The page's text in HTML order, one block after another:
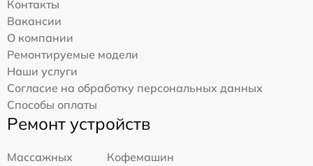
Контакты
Вакансии
О компании
Ремонтируемые модели
Наши услуги
Согласие на обработку персональных данных
Способы оплаты
Ремонт устройств
Массажных
Кофемашин